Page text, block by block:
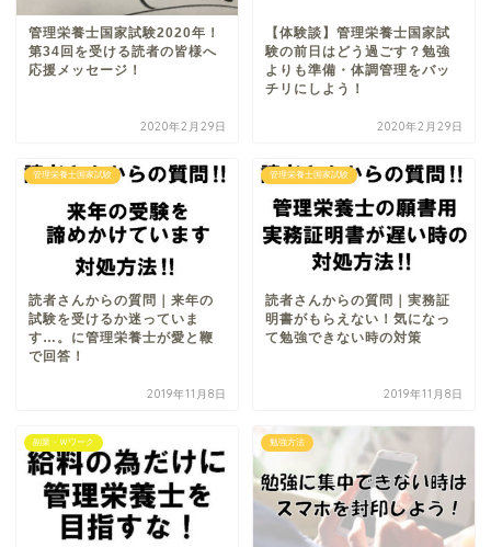
管理栄養士国家試験2020年！
第34回を受ける読者の皆様へ
応援メッセージ！
2020年2月29日
【体験談】管理栄養士国家試
験の前日はどう過ごす？勉強
よりも準備・体調管理をバッ
チリにしよう！
2020年2月29日
管理栄養士国家試験
読者さんからの質問｜来年の
試験を受けるか迷っていま
す…。に管理栄養士が愛と鞭
で回答！
2019年11月8日
管理栄養士国家試験
読者さんからの質問｜実務証
明書がもらえない！気になっ
て勉強できない時の対策
2019年11月8日
副業・Ｗワーク 勉強方法